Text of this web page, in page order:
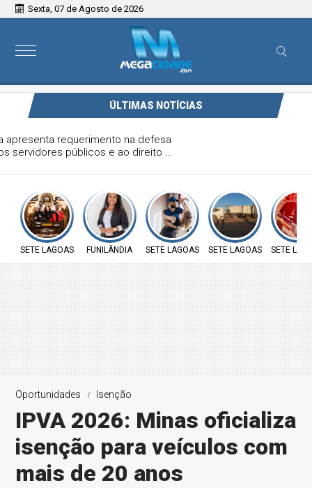
Sexta, 07 de Agosto de 2026
ÚLTIMAS NOTÍCIAS
Vereadora Carol Moura apresenta requerimento na defesa
sobre insalubridade aos servidores públicos e ao direito à
SETE LAGOAS FUNILÂNDIA SETE LAGOAS SETE LAGOAS SETE
Oportunidades Isenção
IPVA 2026: Minas oficializa
isenção para veículos com
mais de 20 anos